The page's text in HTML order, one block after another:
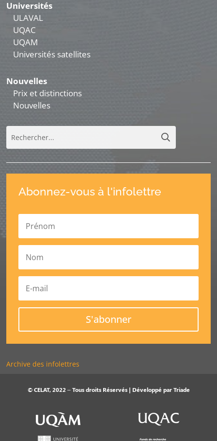
Universités
ULAVAL
UQAC
UQAM
Universités satellites
Nouvelles
Prix et distinctions
Nouvelles
Abonnez-vous à l'infolettre
S'abonner
Archive des infolettres
© CELAT, 2022 – Tous droits Réservés | Développé parTriade